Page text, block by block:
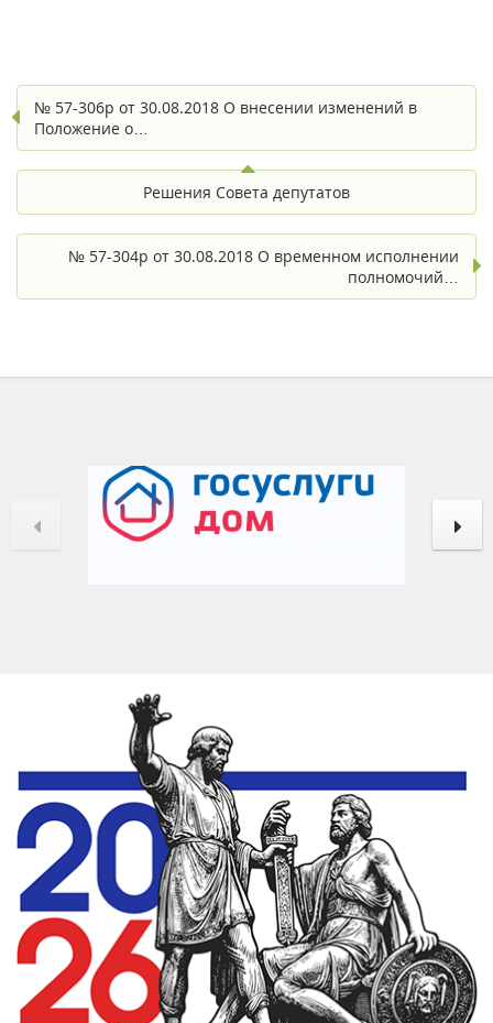
№ 57-306р от 30.08.2018 О внесении изменений в
Положение о…
Решения Совета депутатов
№ 57-304р от 30.08.2018 О временном исполнении
полномочий…